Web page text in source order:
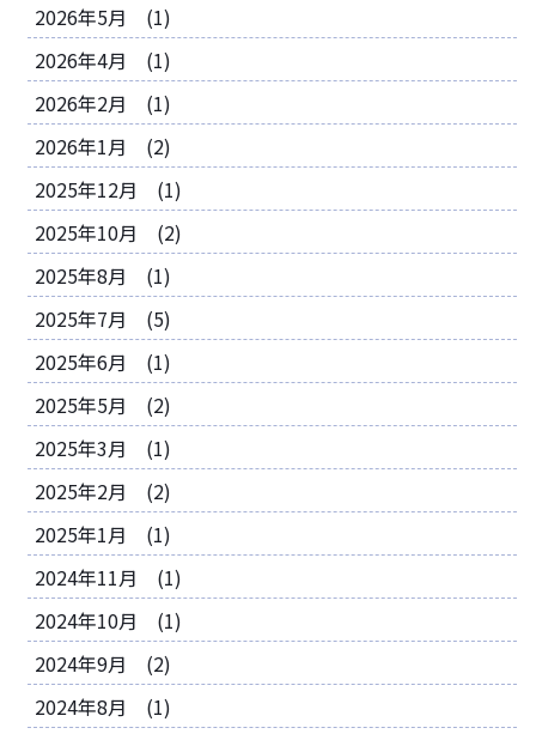
2026年5月 (1)
2026年4月 (1)
2026年2月 (1)
2026年1月 (2)
2025年12月 (1)
2025年10月 (2)
2025年8月 (1)
2025年7月 (5)
2025年6月 (1)
2025年5月 (2)
2025年3月 (1)
2025年2月 (2)
2025年1月 (1)
2024年11月 (1)
2024年10月 (1)
2024年9月 (2)
2024年8月 (1)